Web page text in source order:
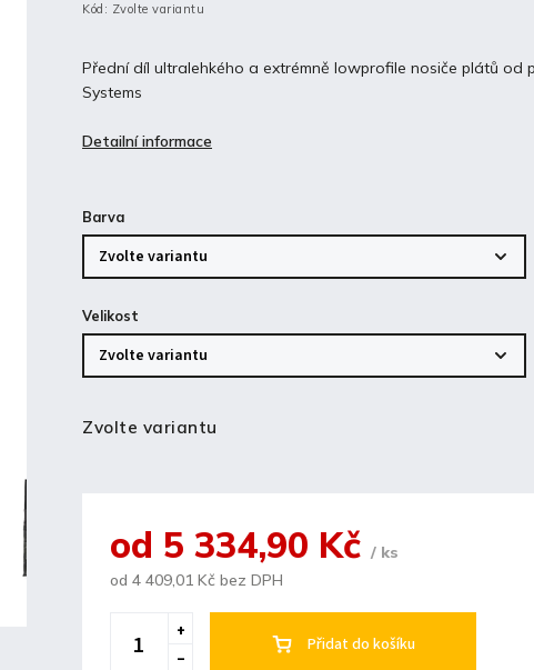
Kód: Zvolte variantu
Přední díl ultralehkého a extrémně lowprofile nosiče plátů od
Systems
Detailní informace
Barva
Velikost
Zvolte variantu
od 5 334,90 Kč / ks
od4 409,01 Kč bez DPH
Přidat do košíku